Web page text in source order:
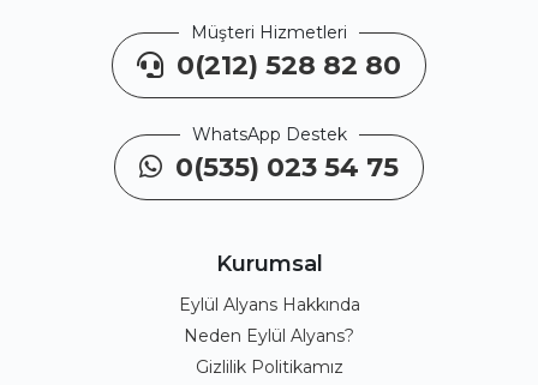
Müşteri Hizmetleri
0(212) 528 82 80
WhatsApp Destek
0(535) 023 54 75
Kurumsal
Eylül Alyans Hakkında
Neden Eylül Alyans?
Gizlilik Politikamız